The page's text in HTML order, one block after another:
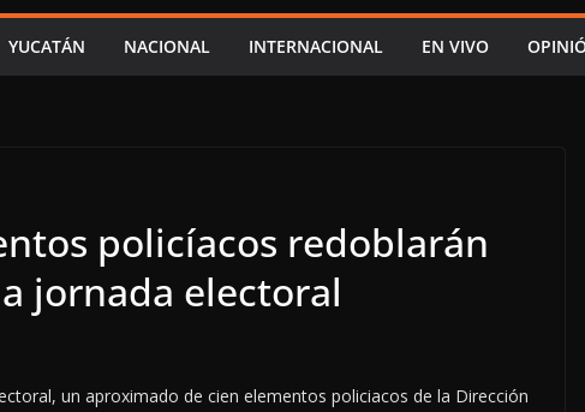
ES PERDER EL TIEMPO”; INFRAESTRUCTURA
OBSOLETA Y URGE MODERNIZARLA:
YUCATÁN NACIONAL INTERNACIONAL EN VIVO
policíacos redoblarán
jornada electoral
un aproximado de cien elementos policiacos de la Dirección